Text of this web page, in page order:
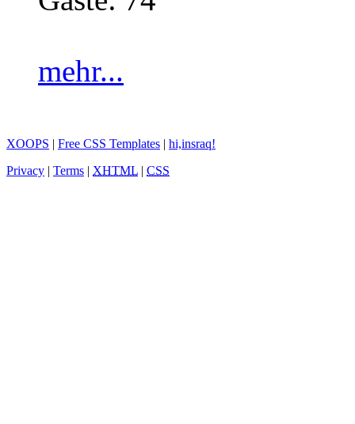
mehr...
XOOPS | Free CSS Templates | hi,insraq!
Privacy | Terms | XHTML | CSS